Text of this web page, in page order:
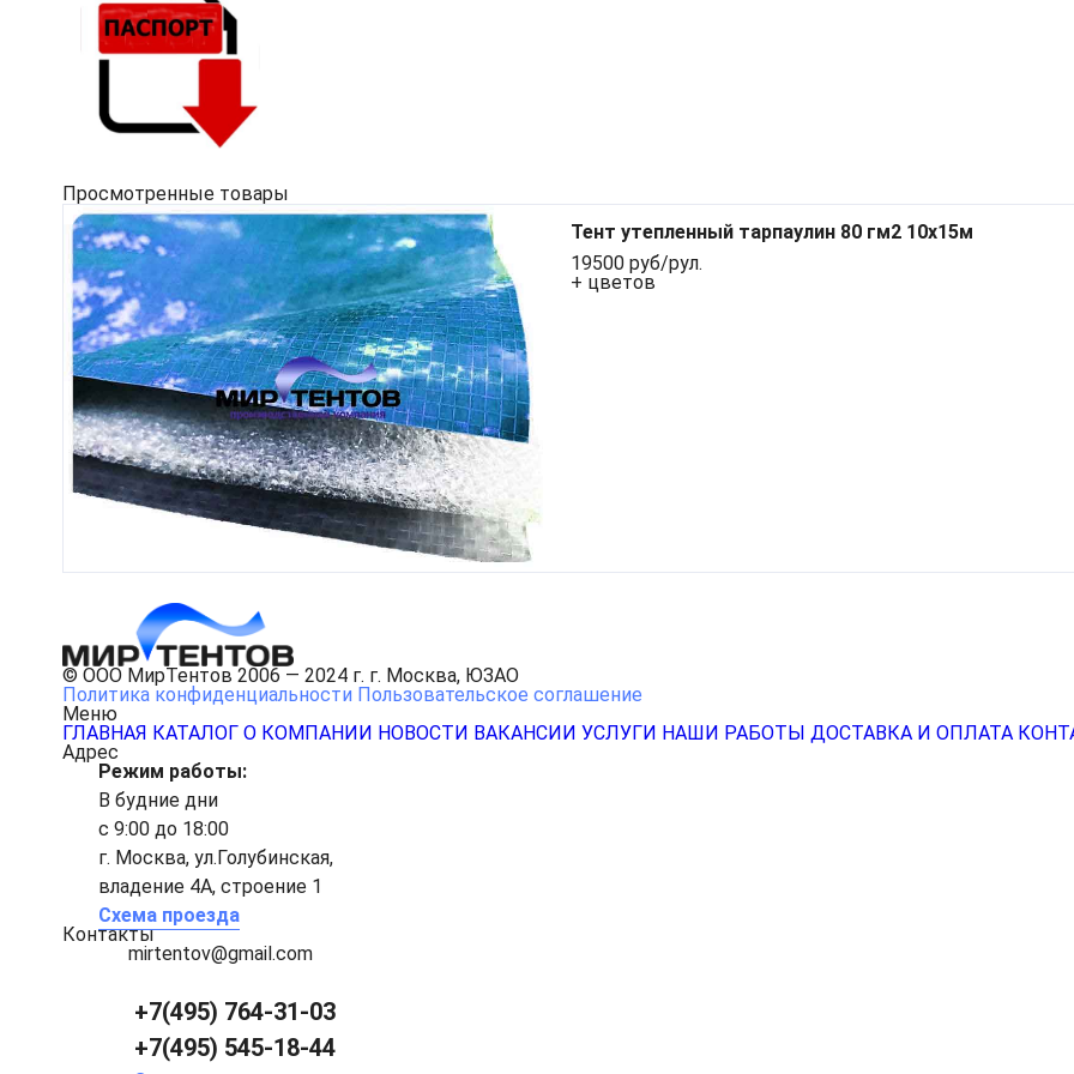
Просмотренные товары
Тент утепленный тарпаулин 80 гм2 10x15м
19500 руб/рул.
+ цветов
© ООО МирТентов 2006 — 2024 г. г. Москва, ЮЗАО
Политика конфиденциальности Пользовательское соглашение
Меню
ГЛАВНАЯ КАТАЛОГ О КОМПАНИИ НОВОСТИ ВАКАНСИИ УСЛУГИ НАШИ РАБОТЫ ДОСТАВКА И ОПЛАТА
Адрес
Режим работы:
В будние дни
с 9:00 до 18:00
г. Москва, ул.Голубинская,
владение 4А, строение 1
Схема проезда
Контакты
mirtentov@gmail.com
+7(495) 764-31-03
+7(495) 545-18-44